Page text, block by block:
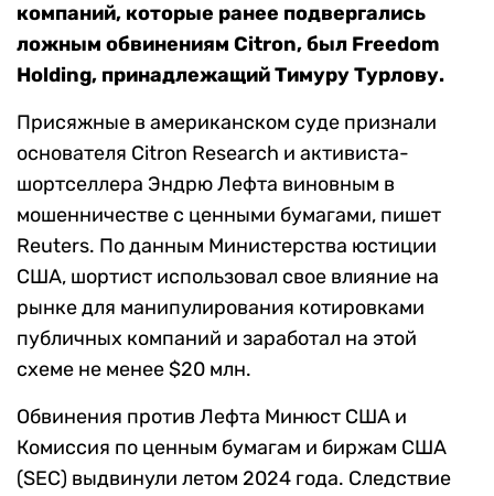
компаний, которые ранее подвергались
ложным обвинениям Citron, был Freedom
Holding, принадлежащий Тимуру Турлову.
Присяжные в американском суде признали
основателя Citron Research и активиста-
шортселлера Эндрю Лефта виновным в
мошенничестве с ценными бумагами, пишет
Reuters. По данным Министерства юстиции
США, шортист использовал свое влияние на
рынке для манипулирования котировками
публичных компаний и заработал на этой
схеме не менее $20 млн.
Обвинения против Лефта Минюст США и
Комиссия по ценным бумагам и биржам США
(SEC) выдвинули летом 2024 года. Следствие